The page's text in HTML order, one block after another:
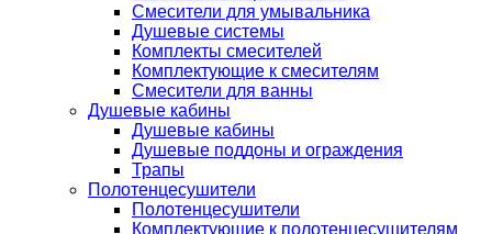
Смесители для умывальника
Душевые системы
Комплекты смесителей
Комплектующие к смесителям
Смесители для ванны
Душевые кабины
Душевые кабины
Душевые поддоны и ограждения
Трапы
Полотенцесушители
Полотенцесушители
Комплектующие к полотенцесушителям